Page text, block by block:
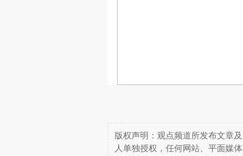
版权声明：观点频道所发布文章
人单独授权，任何网站、平面媒